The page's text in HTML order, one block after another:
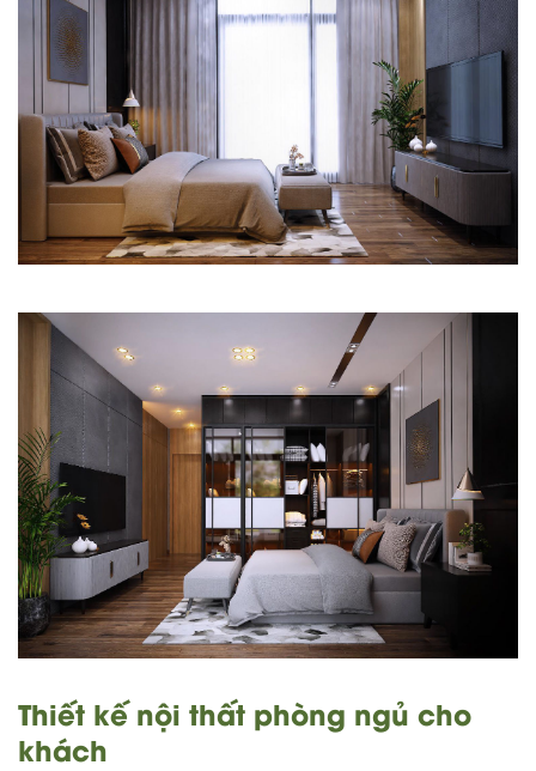
Thiết kế nội thất phòng ngủ cho
khách